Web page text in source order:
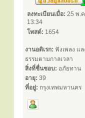
ลงทะเบียนเมื่อ: 25 พ.
13:34
โพสต์: 1654
งานอดิเรก: ฟังเพลง แล
ธรรมตามกาลเวลา
สิ่งที่ชื่นชอบ: อภัยทาน
อายุ: 39
ที่อยู่: กรุงเทพมหานคร